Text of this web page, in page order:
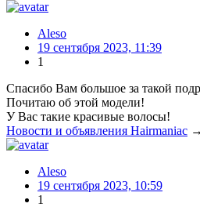
Aleso
19 сентября 2023, 11:39
1
Спасибо Вам большое за такой
Почитаю об этой модели!
У Вас такие красивые волосы!
Новости и объявления Hairmaniac →
Aleso
19 сентября 2023, 10:59
1